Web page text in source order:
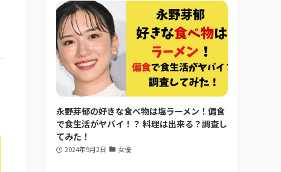
永野芽郁の好きな食べ物は塩ラーメン！偏食
で食生活がヤバイ！？ 料理は出来る？調査し
てみた！
2024年9月2日 女優